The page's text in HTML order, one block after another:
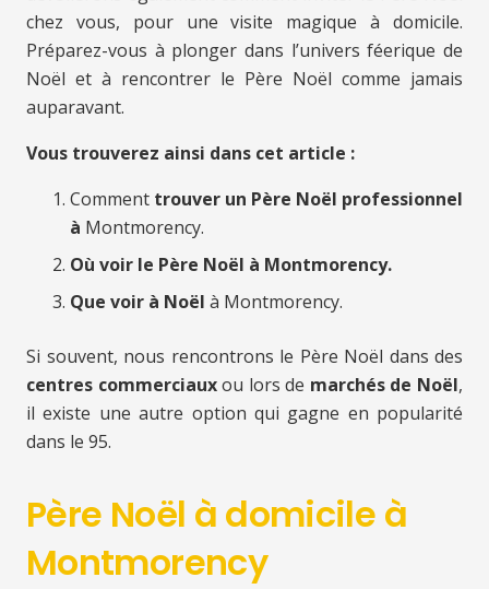
chez vous, pour une visite magique à domicile.
Préparez-vous à plonger dans l’univers féerique de
Noël et à rencontrer le Père Noël comme jamais
auparavant.
Vous trouverez ainsi dans cet article :
Comment trouver un Père Noël professionnel
à Montmorency.
Où voir le Père Noël à Montmorency.
Que voir à Noël à Montmorency.
Si souvent, nous rencontrons le Père Noël dans des
centres commerciauxou lors de marchés de Noël,
il existe une autre option qui gagne en popularité
dans le 95.
Père Noël à domicile à
Montmorency